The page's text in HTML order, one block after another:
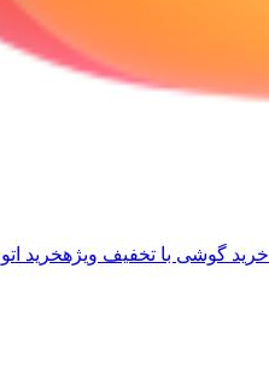
خرید گوشی با تخفیف ویژهخرید